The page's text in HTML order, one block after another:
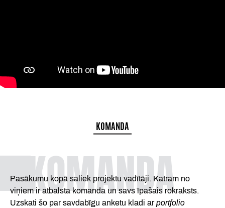
KOMANDA
KOMANDA
Pasākumu kopā saliek projektu vadītāji. Katram no
viņiem ir atbalsta komanda un savs īpašais rokraksts.
Uzskati šo par savdabīgu anketu kladi arportfolio